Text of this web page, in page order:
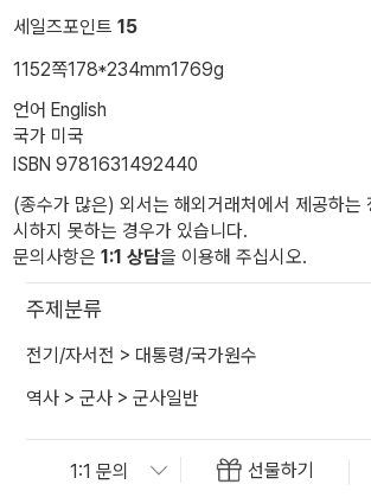
세일즈포인트 15
1152쪽178*234mm1769g
언어 English
국가 미국
ISBN 9781631492440
(종수가 많은) 외서는 해외거래처에서 제공하는
시하지 못하는 경우가 있습니다.
문의사항은 1:1 상담을 이용해 주십시오.
주제분류
전기/자서전 > 대통령/국가원수
역사 > 군사 > 군사일반
선물하기